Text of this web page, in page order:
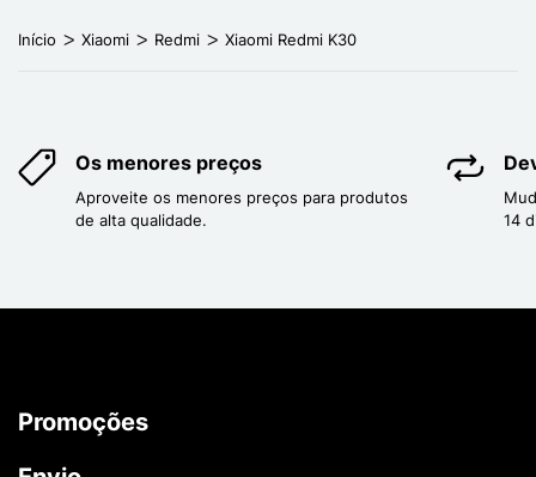
Início Xiaomi Redmi Xiaomi Redmi K30
Os menores preços
Aproveite os menores preços para produtos
de alta qualidade.
14
Promoções